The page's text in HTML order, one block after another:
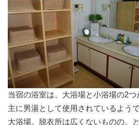
当宿の浴室は、大浴場と小浴場の2
主に男湯として使用されているよう
大浴場。脱衣所は広くないものの、